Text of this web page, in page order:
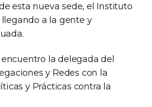
esta nueva sede, el Instituto
a la gente y
la delegada del
y Redes con la
y Prácticas contra la